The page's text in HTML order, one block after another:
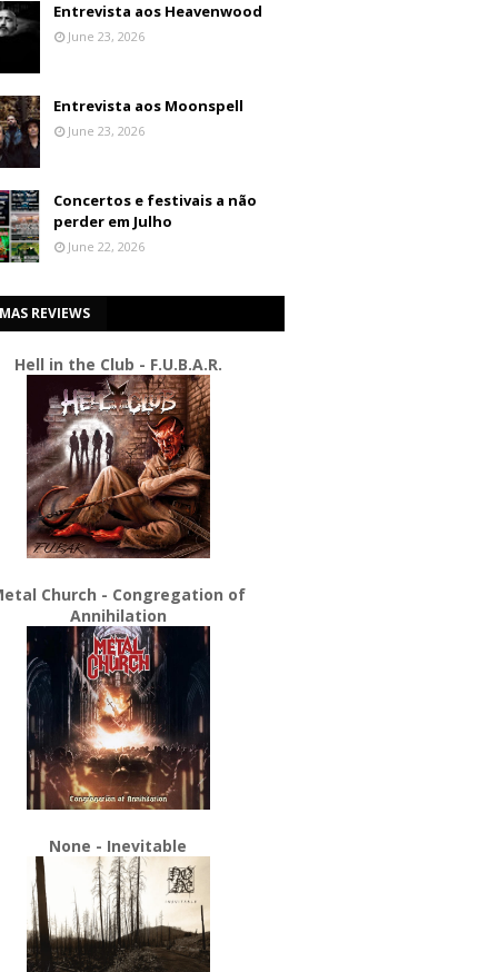
Entrevista aos Heavenwood
June 23, 2026
Entrevista aos Moonspell
June 23, 2026
Concertos e festivais a não
perder em Julho
June 22, 2026
REVIEWS
Hell in the Club - F.U.B.A.R.
Church - Congregation of
Annihilation
None - Inevitable